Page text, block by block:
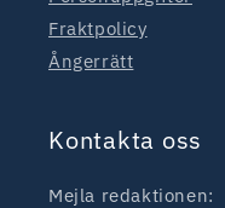
Fraktpolicy
Ångerrätt
Kontakta oss
Mejla redaktionen: